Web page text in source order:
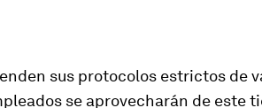
sus protocolos estrictos de
se aprovecharán de este